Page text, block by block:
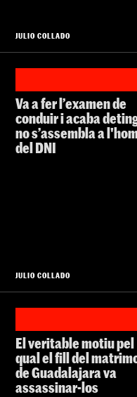
JULIO COLLADO
Va a fer l’examen de
conduir i acaba
no s’assembla a
del DNI
JULIO COLLADO
El veritable motiu pel
qual el fill del
de Guadalajara va
assassinar-los